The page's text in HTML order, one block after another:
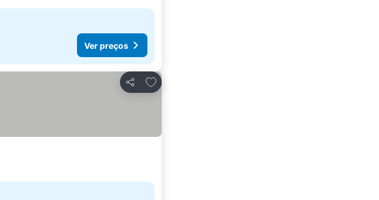
Ver preços
Partilhar
Adicionar aos favoritos